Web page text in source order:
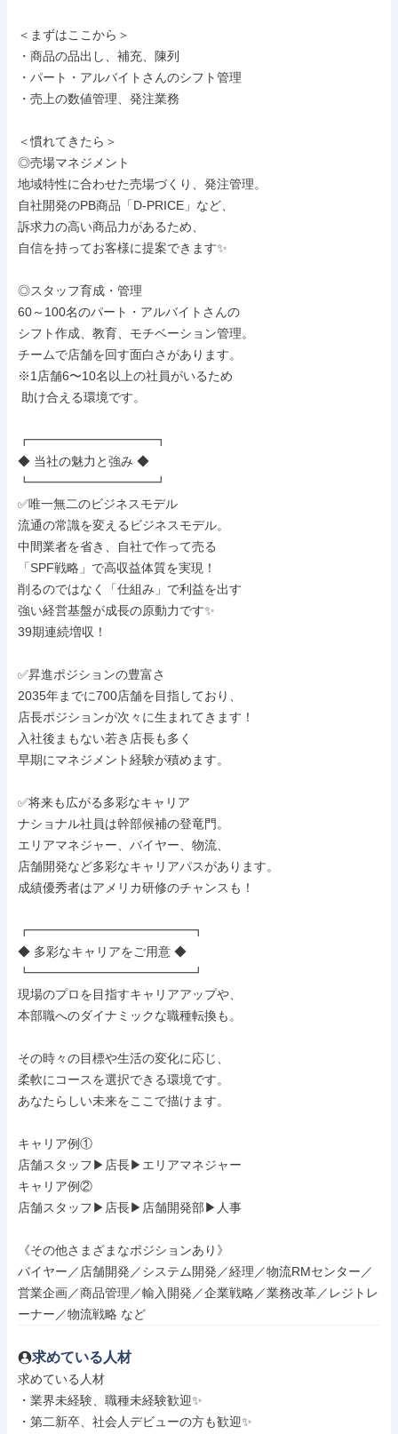
＜まずはここから＞
・商品の品出し、補充、陳列
・パート・アルバイトさんのシフト管理
・売上の数値管理、発注業務
＜慣れてきたら＞
◎売場マネジメント
地域特性に合わせた売場づくり、発注管理。
自社開発のPB商品「D-PRICE」など、
訴求力の高い商品力があるため、
自信を持ってお客様に提案できます✨
◎スタッフ育成・管理
60～100名のパート・アルバイトさんの
シフト作成、教育、モチベーション管理。
チームで店舗を回す面白さがあります。
※1店舗6〜10名以上の社員がいるため
┏━━━━━━━━━━┓
◆ 当社の魅力と強み ◆
┗━━━━━━━━━━┛
✅唯一無二のビジネスモデル
流通の常識を変えるビジネスモデル。
中間業者を省き、自社で作って売る
「SPF戦略」で高収益体質を実現！
削るのではなく「仕組み」で利益を出す
強い経営基盤が成長の原動力です✨
39期連続増収！
✅昇進ポジションの豊富さ
2035年までに700店舗を目指しており、
店長ポジションが次々に生まれてきます！
入社後まもない若き店長も多く
早期にマネジメント経験が積めます。
✅将来も広がる多彩なキャリア
ナショナル社員は幹部候補の登竜門。
エリアマネジャー、バイヤー、物流、
店舗開発など多彩なキャリアパスがあります。
成績優秀者はアメリカ研修のチャンスも！
┏━━━━━━━━━━━━━┓
◆ 多彩なキャリアをご用意 ◆
┗━━━━━━━━━━━━━┛
現場のプロを目指すキャリアアップや、
本部職へのダイナミックな職種転換も。
その時々の目標や生活の変化に応じ、
柔軟にコースを選択できる環境です。
あなたらしい未来をここで描けます。
キャリア例①
店舗スタッフ▶︎店長▶︎エリアマネジャー
キャリア例②
店舗スタッフ▶︎店長▶︎店舗開発部▶︎人事
《その他さまざまなポジションあり》
バイヤー／店舗開発／システム開発／経理／物流RMセンター／
営業企画／商品管理／輸入開発／企業戦略／業務改革／レジトレ
ーナー／物流戦略 など
求めている人材
求めている人材
・業界未経験、職種未経験歓迎✨
・第二新卒、社会人デビューの方も歓迎✨